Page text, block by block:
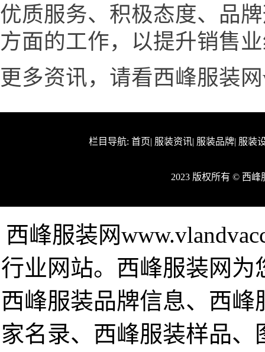
优质服务、积极态度、品
方面的工作，以提升销售
更多资讯，请看西峰服装网
栏目导航: 首页| 服装资讯| 服装品牌| 服装
2023 版权所有 © 西
西峰服装网
行业网站。西峰服装网
西峰服装品牌信息、西
家名录、西峰服装样品